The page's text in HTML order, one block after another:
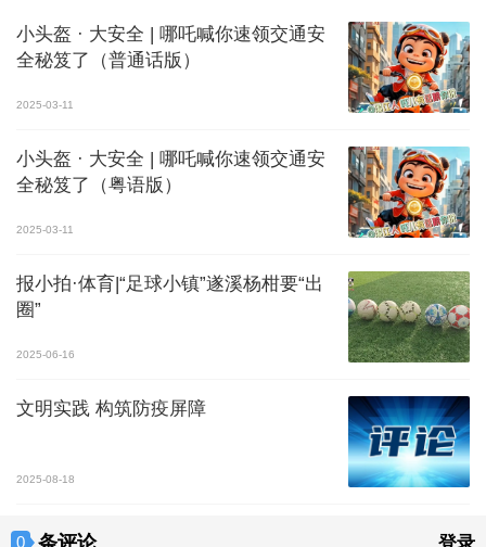
小头盔 · 大安全 | 哪吒喊你速领交通安
全秘笈了（普通话版）
2025-03-11
小头盔 · 大安全 | 哪吒喊你速领交通安
全秘笈了（粤语版）
2025-03-11
报小拍·体育|“足球小镇”遂溪杨柑要“出
圈”
2025-06-16
文明实践 构筑防疫屏障
2025-08-18
0 条评论 登录